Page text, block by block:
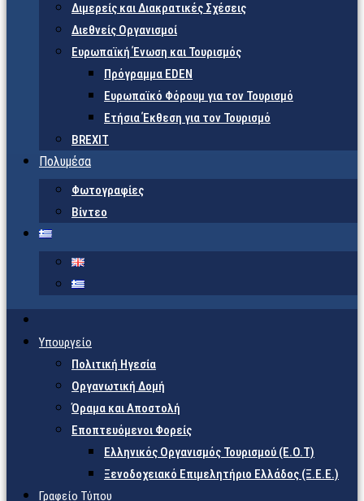
Διμερείς και Διακρατικές Σχέσεις
Διεθνείς Οργανισμοί
Ευρωπαϊκή Ένωση και Τουρισμός
Πρόγραμμα EDEN
Ευρωπαϊκό Φόρουμ για τον Τουρισμό
Ετήσια Έκθεση για τον Τουρισμό
BREXIT
Πολυμέσα
Φωτογραφίες
Βίντεο
Υπουργείο
Πολιτική Ηγεσία
Οργανωτική Δομή
Όραμα και Αποστολή
Εποπτευόμενοι Φορείς
Eλληνικός Οργανισμός Τουρισμού (Ε.Ο.Τ)
Ξενοδοχειακό Επιμελητήριο Ελλάδος (Ξ.Ε.Ε.)
Γραφείο Τύπου